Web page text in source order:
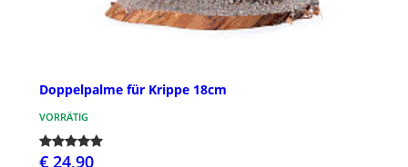
Doppelpalme für Krippe 18cm
VORRÄTIG
€ 24,90